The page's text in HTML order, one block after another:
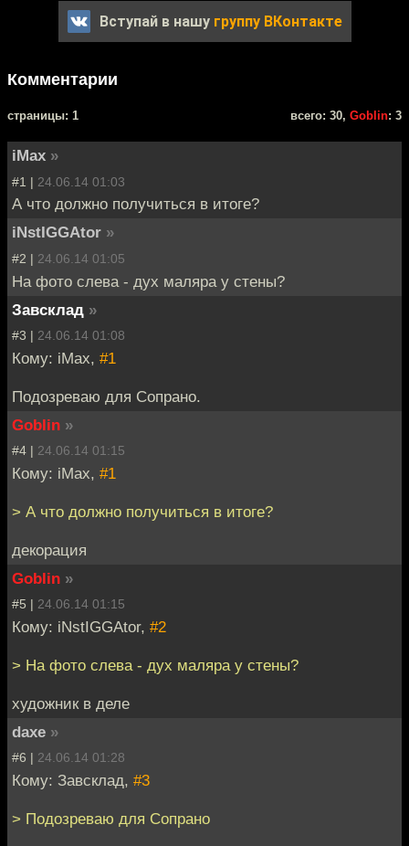
Вступай в нашу группу ВКонтакте
Комментарии
cтраницы: 1 всего: 30, Goblin: 3
iMax »
#1 | 24.06.14 01:03
А что должно получиться в итоге?
iNstIGGAtor »
#2 | 24.06.14 01:05
На фото слева - дух маляра у стены?
Завсклад »
#3 | 24.06.14 01:08
Кому: iMax, #1
Подозреваю для Сопрано.
Goblin »
#4 | 24.06.14 01:15
Кому: iMax, #1
> А что должно получиться в итоге?
декорация
Goblin »
#5 | 24.06.14 01:15
Кому: iNstIGGAtor, #2
> На фото слева - дух маляра у стены?
художник в деле
daxe »
#6 | 24.06.14 01:28
Кому: Завсклад, #3
> Подозреваю для Сопрано